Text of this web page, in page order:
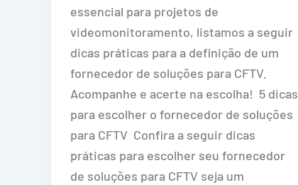
essencial para projetos de
videomonitoramento, listamos a seguir
dicas práticas para a definição de um
fornecedor de soluções para CFTV.
Acompanhe e acerte na escolha! 5 dicas
para escolher o fornecedor de soluções
para CFTV Confira a seguir dicas
práticas para escolher seu fornecedor
de soluções para CFTV seja um